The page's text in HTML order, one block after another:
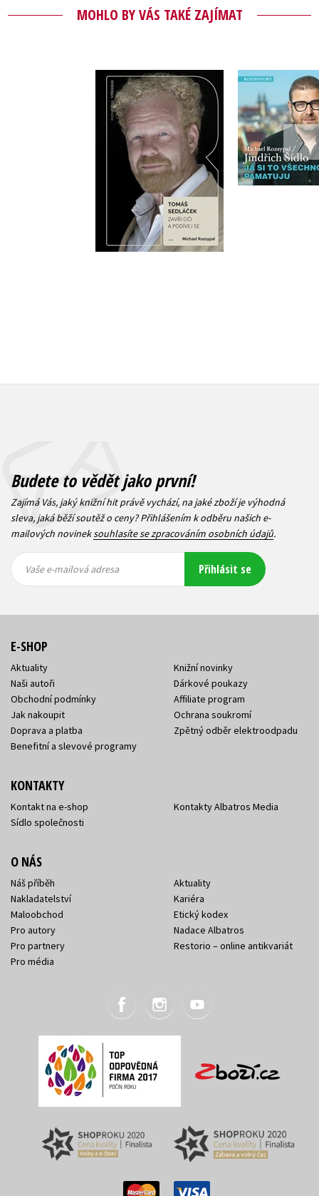
MOHLO BY VÁS TAKÉ ZAJÍMAT
Zavři oči a podívej
se
Tomáš Sedláček
,
Michael Rozsypal
Do košíku
449 Kč
359 Kč
Já si to
Jindřich
,
Michael
Budete to vědět jako první!
Zajímá Vás, jaký knižní hit právě vychází, na jaké zboží je výhodná
sleva, jaká běží soutěž o ceny? Přihlášením k odběru našich e-
mailových novineksouhlasíte se zpracováním osobních údajů.
mailová
mailová
Vaše e-mailová adresa Přihlásit se
E-SHOP
Aktuality
Naši autoři
Obchodní podmínky
Jak nakoupit
Doprava a platba
Benefitní a slevové programy
Knižní novinky
Dárkové poukazy
Affiliate program
Ochrana soukromí
Zpětný odběr elektroodpadu
KONTAKTY
Kontakt na e-shop
Sídlo společnosti
Kontakty Albatros Media
O NÁS
Náš příběh
Nakladatelství
Maloobchod
Pro autory
Pro partnery
Pro média
Aktuality
Kariéra
Etický kodex
Nadace Albatros
Restorio – online antikvariát